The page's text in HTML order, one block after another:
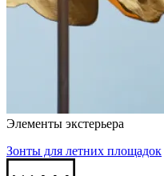
Элементы экстерьера
Зонты для летних площадок